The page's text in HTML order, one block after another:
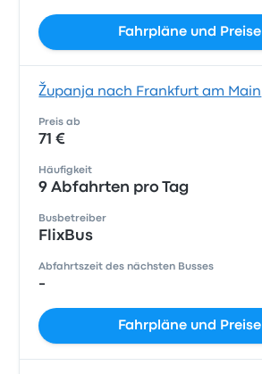
Fahrpläne und Preise
Županja nach Frankfurt am Main
Preis ab
71 €
Häufigkeit
9 Abfahrten pro Tag
Busbetreiber
FlixBus
Abfahrtszeit des nächsten Busses
-
Fahrpläne und Preise